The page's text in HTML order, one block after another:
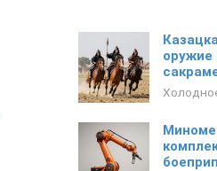
оружие